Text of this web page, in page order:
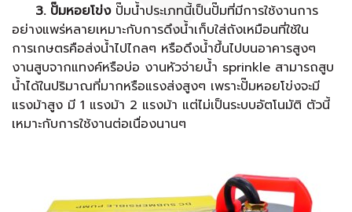
3. ปั๊มหอยโข่งปั๊มน้ำประเภทนี้เป็นปั๊มที่มีการใช้งานการ
อย่างแพร่หลายเหมาะกับการดึงน้ำเก็บใส่ถังเหมือนที่ใช้ใน
การเกษตรคือส่งน้ำไปไกลๆ หรือดึงน้ำขึ้นไปบนอาคารสูงๆ
งานสูบจากแทงค์หรือบ่อ งานหัวจ่ายน้ำ sprinkle สามารถสูบ
น้ำได้ในปริมาณที่มากหรือแรงส่งสูงๆ เพราะปั๊มหอยโข่งจะมี
แรงม้าสูง มี 1 แรงม้า 2 แรงม้า แต่ไม่เป็นระบบอัตโนมัติ ตัวนี้
เหมาะกับการใช้งานต่อเนื่องนานๆ